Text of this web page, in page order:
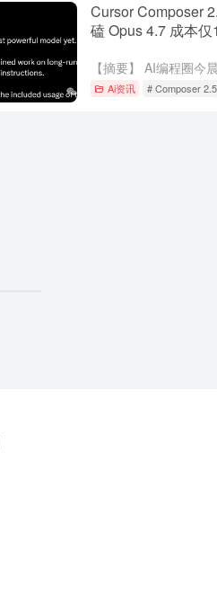
Cursor Composer
磕 Opus 4.7 成本
Ai资讯 # Composer 2.5